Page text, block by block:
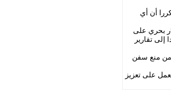
أن أي
بحري على
تقارير
من منع سفن
على تعزيز